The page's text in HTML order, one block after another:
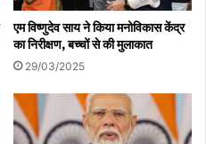
एम विष्णुदेव साय ने किया मनोविकास केंद्र
का निरीक्षण, बच्चों से की मुलाकात
29/03/2025